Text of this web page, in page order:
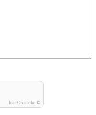
IconCaptcha ©